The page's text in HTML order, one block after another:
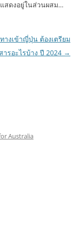
สดงอยู่ในส่วนผสม…
างเข้าญี่ปุ่น ต้องเตรียม
ารอะไรบ้าง ปี 2024 →
Australia